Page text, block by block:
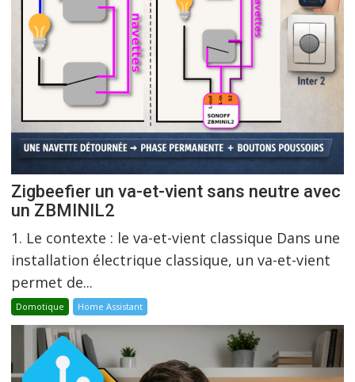
Zigbeefier un va-et-vient sans neutre avec
un ZBMINIL2
1. Le contexte : le va-et-vient classique Dans une
installation électrique classique, un va-et-vient
permet de...
Domotique Home Assistant